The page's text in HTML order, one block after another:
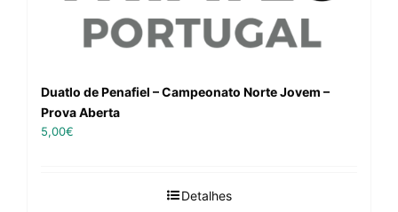
Duatlo de Penafiel – Campeonato Norte Jovem –
Prova Aberta
5,00€
Detalhes